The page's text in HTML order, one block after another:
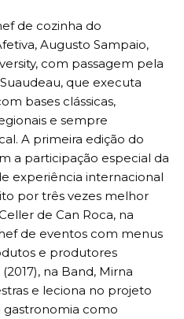
de cozinha do
Augusto Sampaio,
com passagem pela
que executa
bases clássicas,
e sempre
A primeira edição do
a participação especial da
experiência internacional
por três vezes melhor
de Can Roca, na
de eventos com menus
e produtores
na Band, Mirna
e leciona no projeto
gastronomia como